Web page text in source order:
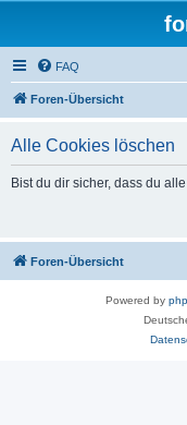
FAQ
Foren-Übersicht
Alle Cookies löschen
Bist du dir sicher, dass du
Foren-Übersicht
Powered by